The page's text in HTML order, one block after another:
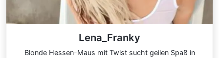
Lena_Franky
Blonde Hessen-Maus mit Twist sucht geilen Spaß in